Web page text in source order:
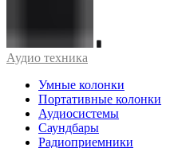
Аудио техника
Умные колонки
Портативные колонки
Аудиосистемы
Саундбары
Радиоприемники